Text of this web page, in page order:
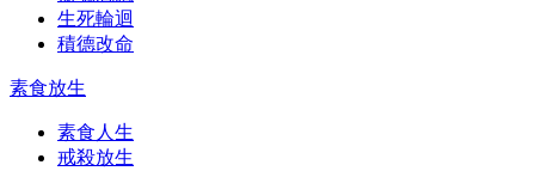
生死輪迴
積德改命
素食放生
素食人生
戒殺放生